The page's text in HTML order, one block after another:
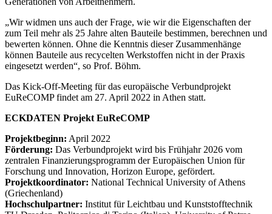
„Wir widmen uns auch der Frage, wie wir die Eigenschaften der
zum Teil mehr als 25 Jahre alten Bauteile bestimmen, berechnen und
bewerten können. Ohne die Kenntnis dieser Zusammenhänge
können Bauteile aus recycelten Werkstoffen nicht in der Praxis
eingesetzt werden“, so Prof. Böhm.
Das Kick-Off-Meeting für das europäische Verbundprojekt
EuReCOMP findet am 27. April 2022 in Athen statt.
ECKDATEN Projekt EuReCOMP
Projektbeginn: April 2022
Förderung: Das Verbundprojekt wird bis Frühjahr 2026 vom
zentralen Finanzierungsprogramm der Europäischen Union für
Forschung und Innovation, Horizon Europe, gefördert.
Projektkoordinator: National Technical University of Athens
(Griechenland)
Hochschulpartner: Institut für Leichtbau und Kunststofftechnik